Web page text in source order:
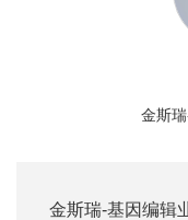
金斯
金斯瑞-基因编辑